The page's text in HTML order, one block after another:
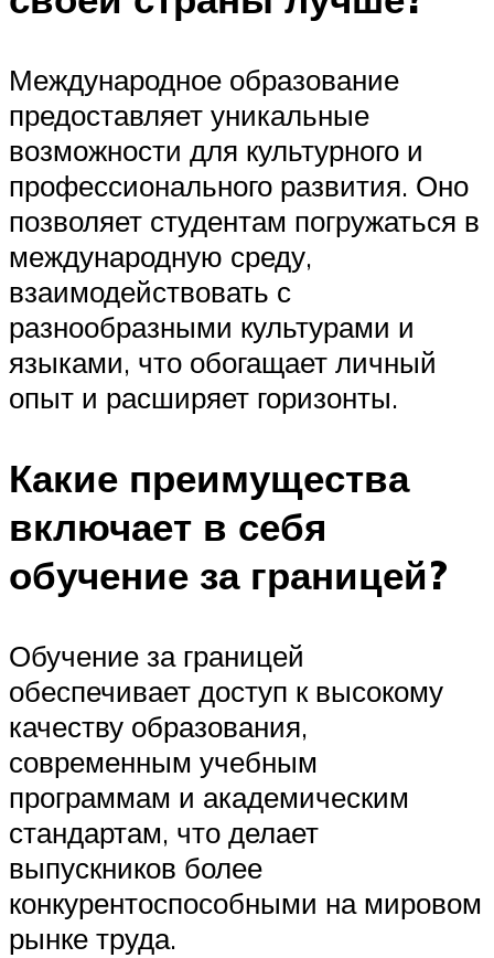
Международное образование
предоставляет уникальные
возможности для культурного и
профессионального развития. Оно
позволяет студентам погружаться в
международную среду,
взаимодействовать с
разнообразными культурами и
языками, что обогащает личный
опыт и расширяет горизонты.
Какие преимущества
включает в себя
обучение за границей?
Обучение за границей
обеспечивает доступ к высокому
качеству образования,
современным учебным
программам и академическим
стандартам, что делает
выпускников более
конкурентоспособными на мировом
рынке труда.